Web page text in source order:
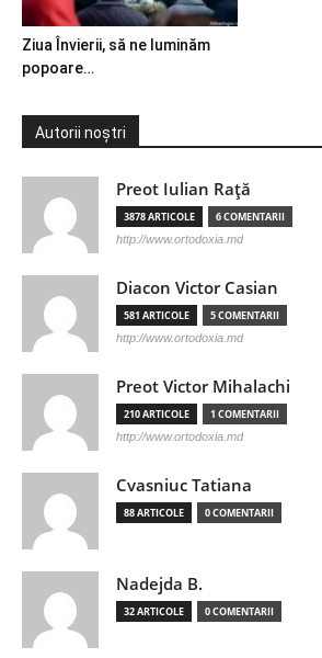
Ziua Învierii, să ne luminăm
popoare…
Autorii noștri
Preot Iulian Raţă
3878 ARTICOLE 6 COMENTARII
http://www.ortodoxia.md
Diacon Victor Casian
581 ARTICOLE 5 COMENTARII
http://www.ortodoxia.md
Preot Victor Mihalachi
210 ARTICOLE 1 COMENTARII
http://www.ortodoxia.md
Cvasniuc Tatiana
88 ARTICOLE 0 COMENTARII
Nadejda B.
32 ARTICOLE 0 COMENTARII